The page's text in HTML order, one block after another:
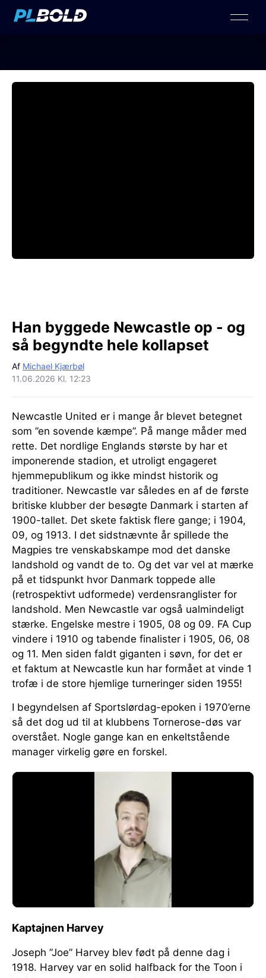
Han byggede Newcastle op - og
så begyndte hele kollapset
Af Michael Kjærbøl
11.06.2026 Kl. 12:23
Newcastle United er i mange år blevet betegnet
som ”en sovende kæmpe”. På mange måder med
rette. Det nordlige Englands største by har et
imponerende stadion, et utroligt engageret
hjemmepublikum og ikke mindst historik og
traditioner. Newcastle var således en af de første
britiske klubber der besøgte Danmark i starten af
1900-tallet. Det skete faktisk flere gange; i 1904,
09, og 1913. I det sidstnævnte år spillede the
Magpies tre venskabskampe mod det danske
landshold og vandt de to. Og det var vel at mærke
på et tidspunkt hvor Danmark toppede alle
(retrospektivt udformede) verdensranglister for
landshold. Men Newcastle var også ualmindeligt
stærke. Engelske mestre i 1905, 08 og 09. FA Cup
vindere i 1910 og tabende finalister i 1905, 06, 08
og 11. Men siden faldt giganten i søvn, for det er
et faktum at Newcastle kun har formået at vinde 1
trofæ i de store hjemlige turneringer siden 1955!
I begyndelsen af Sportslørdag-epoken i 1970’erne
så det dog ud til at klubbens Tornerose-døs var
overstået. Nogle gange kan en enkeltstående
manager virkelig gøre en forskel.
Kaptajnen Harvey
Joseph ”Joe” Harvey blev født på denne dag i
1918. Harvey var en solid halfback for the Toon i